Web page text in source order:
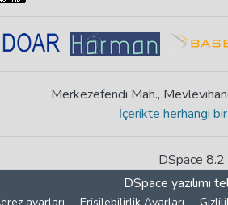
Merkezefendi Mah.,
İçerikte herhangi
DSpace
DSpace yazılımı